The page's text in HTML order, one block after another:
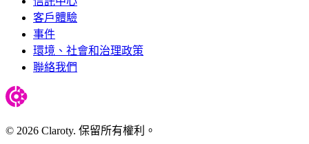
客戶體驗
事件
環境、社會和治理政策
聯絡我們
© 2026 Claroty. 保留所有權利。